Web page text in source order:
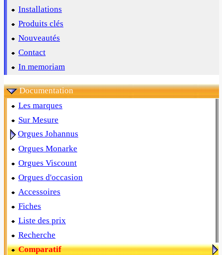
Installations
Produits clés
Nouveautés
Contact
In memoriam
Documentation
Les marques
Sur Mesure
Orgues Johannus
Orgues Monarke
Orgues Viscount
Orgues d'occasion
Accessoires
Fiches
Liste des prix
Recherche
Comparatif